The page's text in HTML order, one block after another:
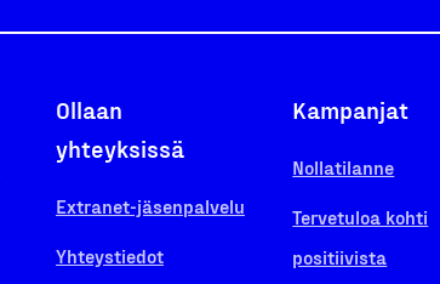
Ollaan
yhteyksissä
Extranet-jäsenpalvelu
Yhteystiedot
Kampanjat
Nollatilanne
Tervetuloa kohti
positiivista